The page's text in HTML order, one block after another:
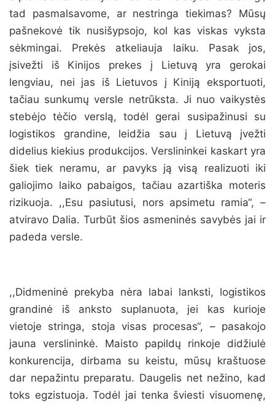
tad pasmalsavome, ar nestringa tiekimas? Mūsų
pašnekovė tik nusišypsojo, kol kas viskas vyksta
sėkmingai. Prekės atkeliauja laiku. Pasak jos,
įsivežti iš Kinijos prekes į Lietuvą yra gerokai
lengviau, nei jas iš Lietuvos į Kiniją eksportuoti,
tačiau sunkumų versle netrūksta. Ji nuo vaikystės
stebėjo tėčio verslą, todėl gerai susipažinusi su
logistikos grandine, leidžia sau į Lietuvą įvežti
didelius kiekius produkcijos. Verslininkei kaskart yra
šiek tiek neramu, ar pavyks ją visą realizuoti iki
galiojimo laiko pabaigos, tačiau azartiška moteris
rizikuoja. ,,Esu pasiutusi, nors apsimetu ramia“, –
atviravo Dalia. Turbūt šios asmeninės savybės jai ir
padeda versle.
,,Didmeninė prekyba nėra labai lanksti, logistikos
grandinė iš anksto suplanuota, jei kas kurioje
vietoje stringa, stoja visas procesas“, – pasakojo
jauna verslininkė. Maisto papildų rinkoje didžiulė
konkurencija, dirbama su keistu, mūsų kraštuose
dar nepažintu preparatu. Daugelis net nežino, kad
toks egzistuoja. Todėl jai tenka šviesti visuomenę,